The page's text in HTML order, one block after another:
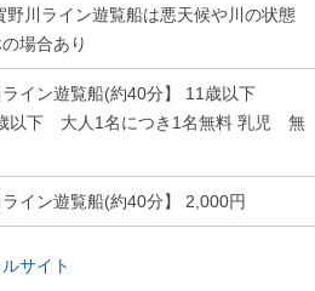
川ライン遊覧船は悪天候や川の状態
場合あり
ライン遊覧船(約40分】 11歳以下
以下 大人1名につき1名無料 乳児 無
ライン遊覧船(約40分】 2,000円
サイト